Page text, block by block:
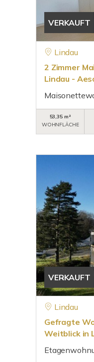
VERKAUFT
Lindau
2 Zimmer
Lindau -
53,35 m²
WOHNFLÄCHE
VERKAUFT
Lindau
Gefragte
Weitblick in